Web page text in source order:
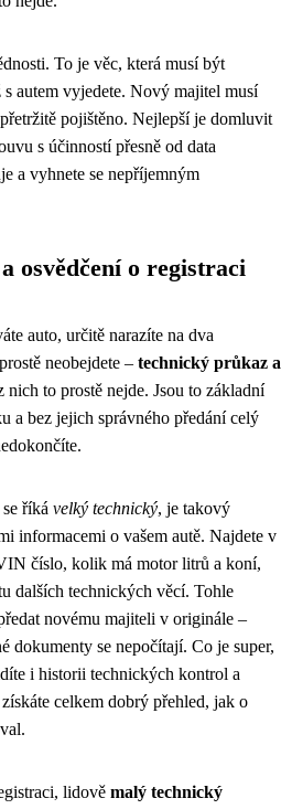
To je věc, která musí být
s autem vyjedete. Nový majitel musí
pojištěno. Nejlepší je domluvit
s účinností přesně od data
a vyhnete se nepříjemným
osvědčení o registraci
auto, určitě narazíte na dva
neobejdete – technický průkaz a
nich to prostě nejde. Jsou to základní
a bez jejich správného předání celý
říká velký technický, je takový
informacemi o vašem autě. Najdete v
číslo, kolik má motor litrů a koní,
dalších technických věcí. Tohle
novému majiteli v originále –
dokumenty se nepočítají. Co je super,
i historii technických kontrol a
celkem dobrý přehled, jak o
lidově malý technický